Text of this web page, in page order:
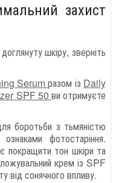
захист
шкіру, зверніть
Serumразом із Daily
SPF 50 ви отримуєте
боротьби з тьмяністю
фотостаріння.
покращити тон шкіри та
крем із SPF
від сонячного впливу.